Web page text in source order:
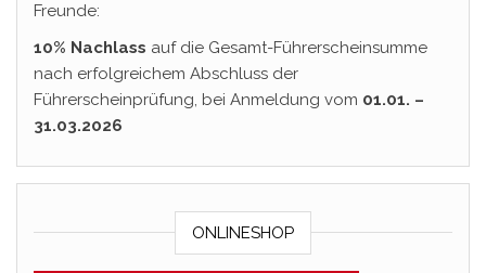
Freunde:
10% Nachlass auf die Gesamt-Führerscheinsumme
nach erfolgreichem Abschluss der
Führerscheinprüfung, bei Anmeldung vom 01.01. –
31.03.2026
ONLINESHOP